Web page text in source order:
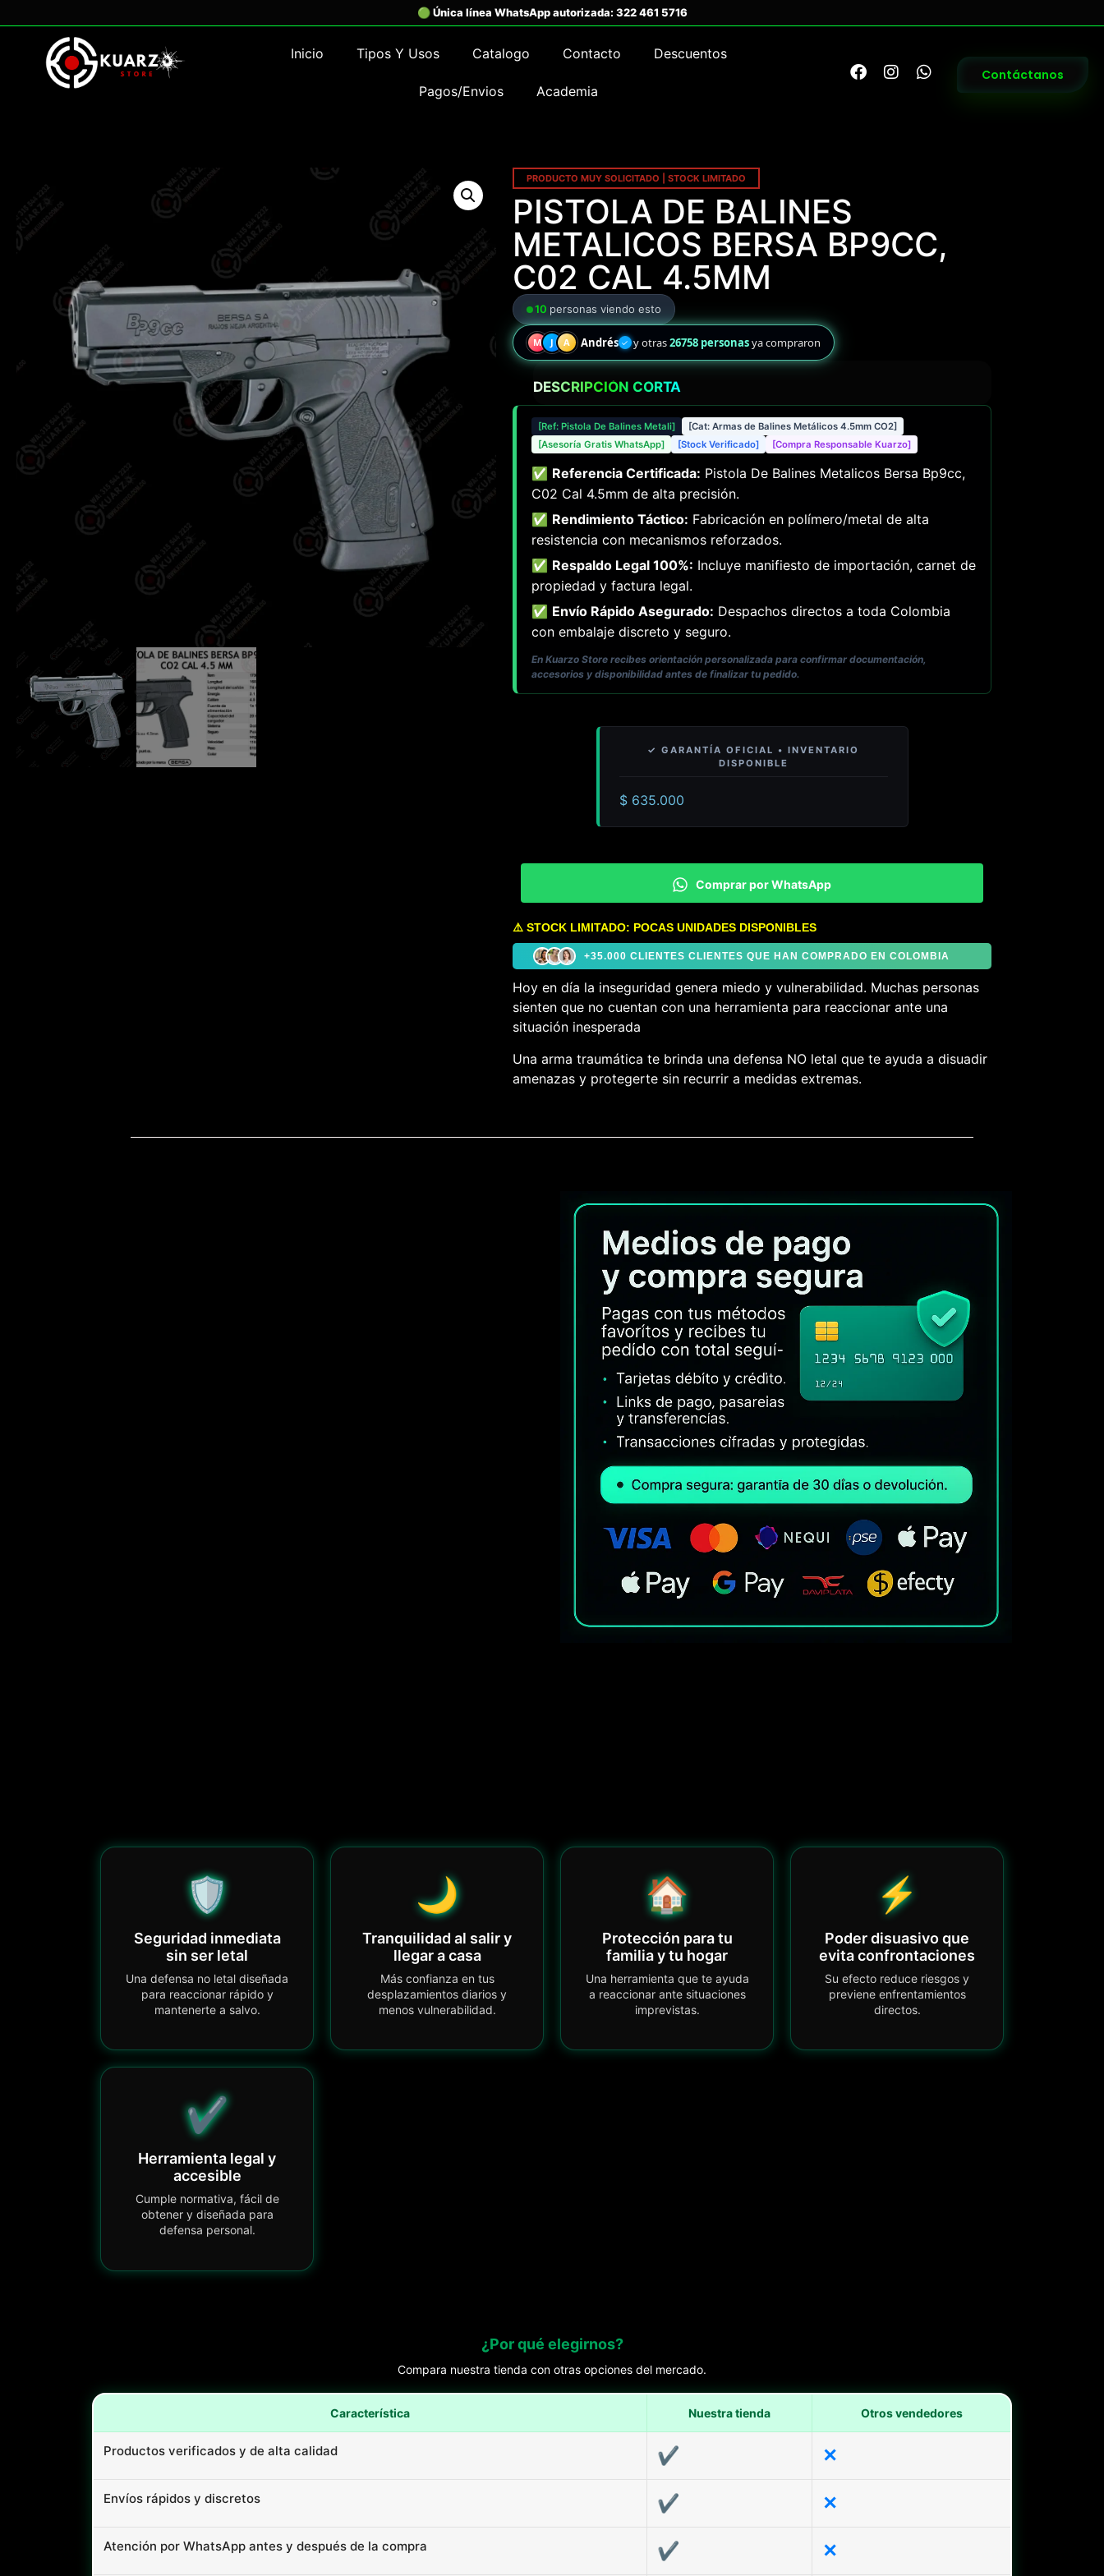
Inicio Tipos Y Usos Catalogo Contacto Descuentos
Pagos/Envios Academia
Contáctanos
PRODUCTO MUY SOLICITADO | STOCK LIMITADO
PISTOLA DE BALINES
METALICOS BERSA BP9CC,
C02 CAL 4.5MM
10 personas viendo esto
M J A Andrés ✓ y otras26758 personasya compraron
DESCRIPCIÓN CORTA
[Ref: Pistola De Balines Metali]
[Cat: Armas de Balines Metálicos 4.5mm CO2]
[Asesoría Gratis WhatsApp]
[Stock Verificado] [Compra Responsable Kuarzo]
✅ Referencia Certificada: Pistola De Balines Metalicos Bersa Bp9cc,
C02 Cal 4.5mm de alta precisión.
✅ Rendimiento Táctico: Fabricación en polímero/metal de alta
resistencia con mecanismos reforzados.
✅ Respaldo Legal 100%: Incluye manifiesto de importación, carnet de
propiedad y factura legal.
✅ Envío Rápido Asegurado: Despachos directos a toda Colombia
con embalaje discreto y seguro.
En Kuarzo Store recibes orientación personalizada para confirmar documentación,
accesorios y disponibilidad antes de finalizar tu pedido.
$635.000
Comprar por WhatsApp
⚠️ STOCK LIMITADO: POCAS UNIDADES DISPONIBLES
+35.000 CLIENTES CLIENTES QUE HAN COMPRADO EN COLOMBIA
Hoy en día la inseguridad genera miedo y vulnerabilidad. Muchas personas
sienten que no cuentan con una herramienta para reaccionar ante una
situación inesperada
Una arma traumática te brinda una defensa NO letal que te ayuda a disuadir
amenazas y protegerte sin recurrir a medidas extremas.
🛡️
Seguridad inmediata
sin ser letal
Una defensa no letal diseñada
para reaccionar rápido y
mantenerte a salvo.
🌙
Tranquilidad al salir y
llegar a casa
Más confianza en tus
desplazamientos diarios y
menos vulnerabilidad.
🏠
Protección para tu
familia y tu hogar
Una herramienta que te ayuda
a reaccionar ante situaciones
imprevistas.
⚡
Poder disuasivo que
evita confrontaciones
Su efecto reduce riesgos y
previene enfrentamientos
directos.
✔️
Herramienta legal y
accesible
Cumple normativa, fácil de
obtener y diseñada para
defensa personal.
¿Por qué elegirnos?
Compara nuestra tienda con otras opciones del mercado.
Característica Nuestra tienda Otros vendedores
Productos verificados y de alta calidad ✔ ✕
Envíos rápidos y discretos ✔ ✕
Atención por WhatsApp antes y después de la compra ✔ ✕